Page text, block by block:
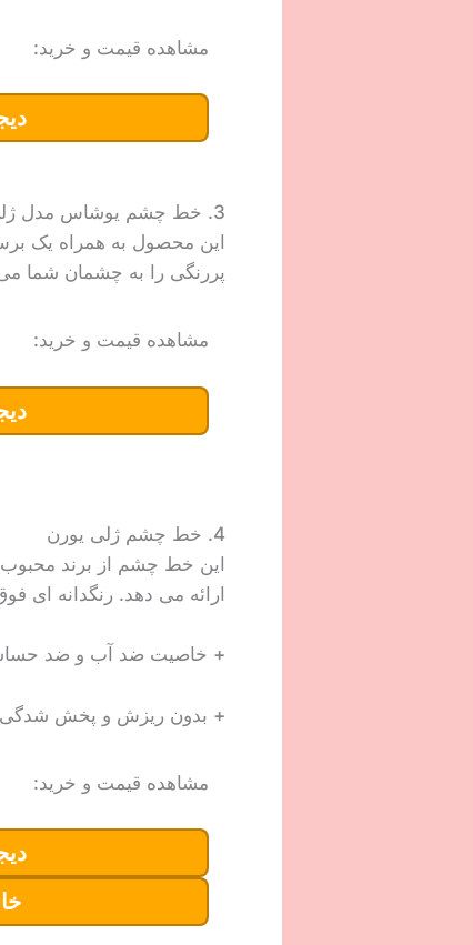
مشاهده قیمت و خرید:
3. خط چشم یوشاس مدل ژلی
این محصول به همراه یک
پررنگی را به چشمان شما
مشاهده قیمت و خرید:
4. خط چشم ژلی یورن
این خط چشم از برند محبوب
ارائه می دهد. رنگدانه ای
+ خاصیت ضد آب و ضد
+ بدون ریزش و پخش شدگی
مشاهده قیمت و خرید: